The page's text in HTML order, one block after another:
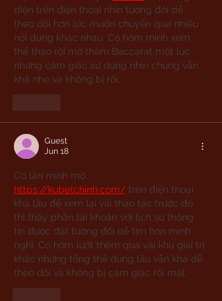
diện trên điện thoại nhìn tương đối dễ
theo dõi hơn lúc muốn chuyển qua nhiều
nội dung khác nhau. Có hôm mình xem
thể thao rồi mở thêm Baccarat một lúc
nhưng cảm giác sử dụng nhìn chung vẫn
khá nhẹ và không bị rối.
Guest
Jun 18
Có lần mình mở
https://kubetchinh.com/ trên điện thoại
khá lâu để xem lại vài thao tác trước đó
thì thấy phần tài khoản với lịch sử thông
tin được đặt tương đối dễ tìm hơn mình
nghĩ. Có hôm lướt thêm qua vài khu giải trí
khác nhưng tổng thể dùng lâu vẫn khá dễ
theo dõi và không bị cảm giác rối mắt.